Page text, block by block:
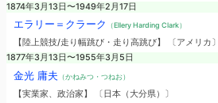
1874年3月13日〜1949年2月17日
エラリー＝クラーク （Ellery Harding Clark）
【陸上競技/走り幅跳び・走り高跳び】 〔アメリカ〕
1877年3月13日〜1955年3月5日
金光 庸夫 （かねみつ・つねお）
【実業家、政治家】 〔日本（大分県）〕